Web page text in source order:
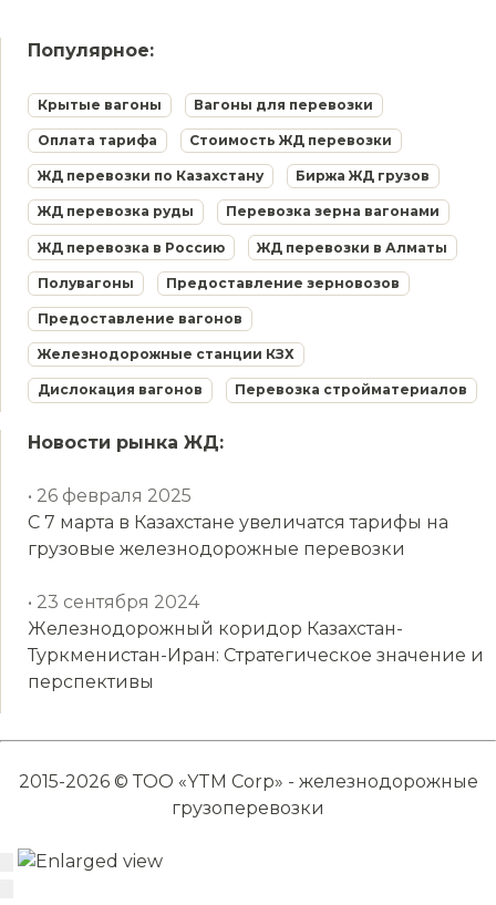
Популярное:
Крытые вагоны Вагоны для перевозки
Оплата тарифа Стоимость ЖД перевозки
ЖД перевозки по Казахстану Биржа ЖД грузов
ЖД перевозка руды Перевозка зерна вагонами
ЖД перевозка в Россию ЖД перевозки в Алматы
Полувагоны Предоставление зерновозов
Предоставление вагонов
Железнодорожные станции КЗХ
Дислокация вагонов Перевозка стройматериалов
Новости рынка ЖД:
• 26 февраля 2025
С 7 марта в Казахстане увеличатся тарифы на
грузовые железнодорожные перевозки
• 23 сентября 2024
Железнодорожный коридор Казахстан-
Туркменистан-Иран: Стратегическое значение и
перспективы
2015-2026 © ТОО «YTM Corp» - железнодорожные
грузоперевозки